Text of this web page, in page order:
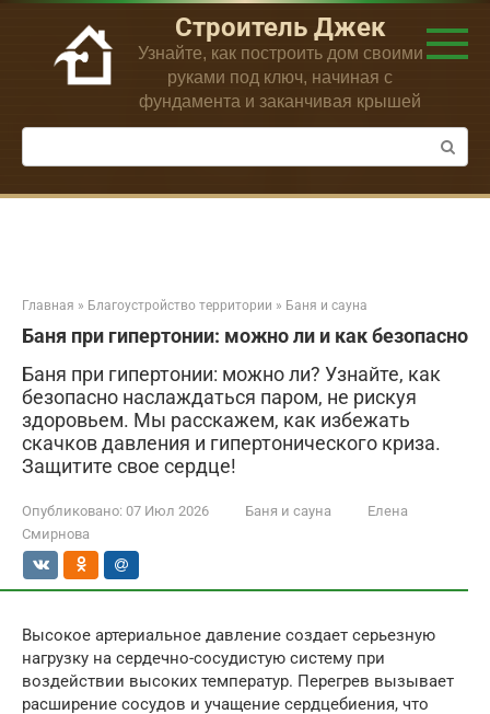
Перейти
контенту
Строитель Джек
Узнайте, как построить дом своими
руками под ключ, начиная с
фундамента и заканчивая крышей
Поиск:
Главная » Благоустройство территории » Баня и сауна
Баня при гипертонии: можно ли и как безопасно
Баня при гипертонии: можно ли? Узнайте, как
безопасно наслаждаться паром, не рискуя
здоровьем. Мы расскажем, как избежать
скачков давления и гипертонического криза.
Защитите свое сердце!
Опубликовано: 07 Июл 2026 Баня и сауна
Елена
Смирнова
Высокое артериальное давление создает серьезную
нагрузку на сердечно-сосудистую систему при
воздействии высоких температур. Перегрев вызывает
расширение сосудов и учащение сердцебиения, что